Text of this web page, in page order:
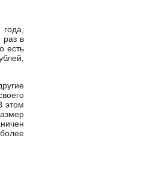
раз в
есть
этом